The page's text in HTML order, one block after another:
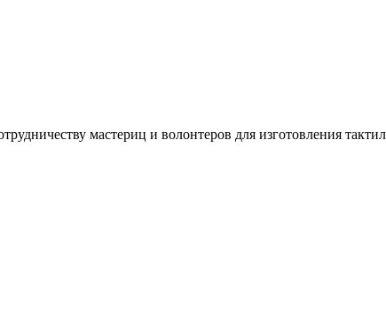
мастериц и волонтеров для изготовления